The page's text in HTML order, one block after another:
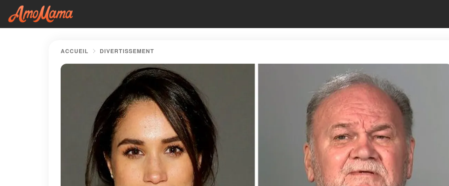
ACCUEIL DIVERTISSEMENT